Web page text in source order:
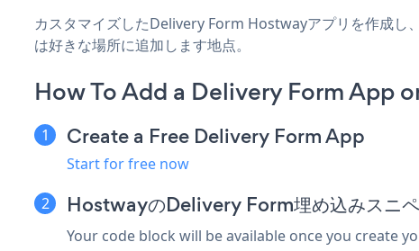
カスタマイズしたDelivery Form Hostwayアプリを作成し
は好きな場所に追加します地点。
How To Add a Delivery Form App
Create a Free Delivery Form App
Start for free now
HostwayのDelivery Form埋め込みスニ
Your code block will be available once you create